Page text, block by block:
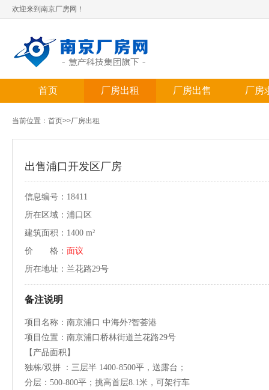
欢迎来到南京厂房网！
首页 厂房出租 厂房出售 厂房
当前位置： 首页>>厂房出租
出售浦口开发区厂房
信息编号：18411
所在区域：浦口区
建筑面积：1400 m²
价 格： 面议
所在地址：兰花路29号
备注说明
项目名称：南京浦口 中海外?智荟港
项目位置：南京浦口桥林街道兰花路29号
【产品面积】
独栋/双拼 ：三层半 1400-8500平，送露台；
分层：500-800平；挑高首层8.1米，可架行车